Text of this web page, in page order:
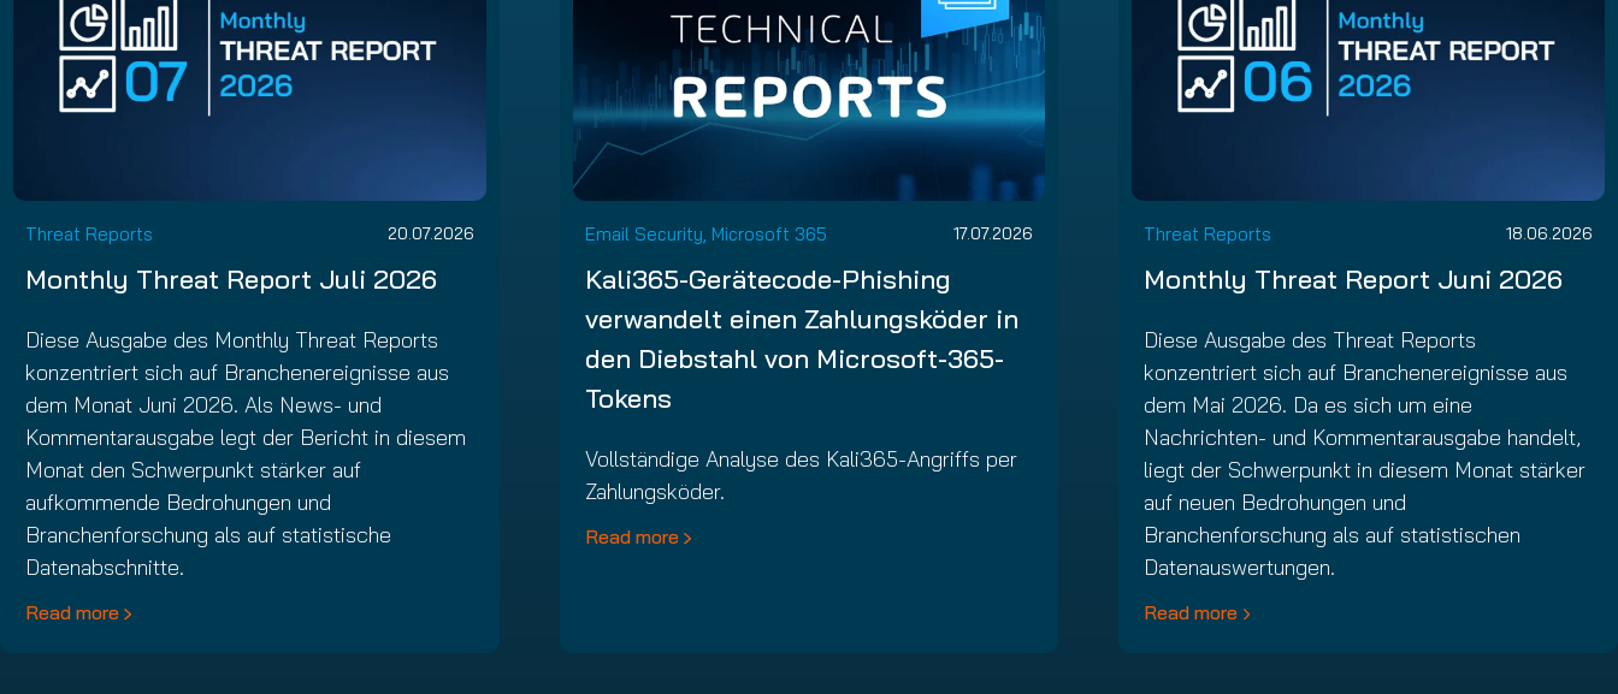
Threat Reports 20.07.2026
Monthly Threat Report Juli 2026
Diese Ausgabe des Monthly Threat Reports
konzentriert sich auf Branchenereignisse aus
dem Monat Juni 2026. Als News- und
Kommentarausgabe legt der Bericht in diesem
Monat den Schwerpunkt stärker auf
aufkommende Bedrohungen und
Branchenforschung als auf statistische
Datenabschnitte.
Read more
Email Security, Microsoft 365 17.07.2026
Kali365-Gerätecode-Phishing
verwandelt einen Zahlungsköder in
den Diebstahl von Microsoft-365-
Tokens
Vollständige Analyse des Kali365-Angriffs per
Zahlungsköder.
Read more
Threat Reports 18.06.2026
Monthly Threat Report Juni 2026
Diese Ausgabe des Threat Reports
konzentriert sich auf Branchenereignisse aus
dem Mai 2026. Da es sich um eine
Nachrichten- und Kommentarausgabe handelt,
liegt der Schwerpunkt in diesem Monat stärker
auf neuen Bedrohungen und
Branchenforschung als auf statistischen
Datenauswertungen.
Read more